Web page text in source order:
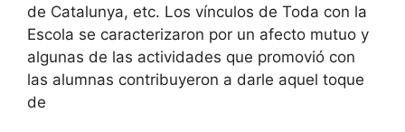
de Catalunya, etc. Los vínculos de Toda con la
Escola se caracterizaron por un afecto mutuo y
algunas de las actividades que promovió con
las alumnas contribuyeron a darle aquel toque
de